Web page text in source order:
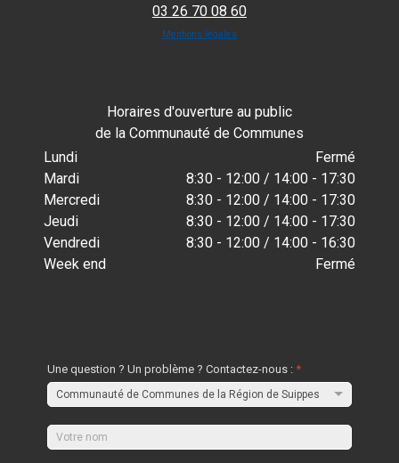
03 26 70 08 60
Mentions légales
Horaires d'ouverture au public
de la Communauté de Communes
Lundi
Fermé
Mardi
8:30 - 12:00 / 14:00 - 17:30
Mercredi
8:30 - 12:00 / 14:00 - 17:30
Jeudi
8:30 - 12:00 / 14:00 - 17:30
Vendredi
8:30 - 12:00 / 14:00 - 16:30
Week end
Fermé
Une question ? Un problème ? Contactez-nous :*